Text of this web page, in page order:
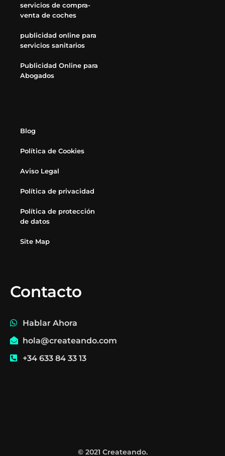
servicios de compra-
venta de coches
publicidad online para
servicios sanitarios
Publicidad Online para
Abogados
Blog
Política de Cookies
Aviso Legal
Política de privacidad
Política de protección
de datos
Site Map
Contacto
Hablar Ahora
hola@createando.com
+34 633 84 33 13
© 2021 Createando.